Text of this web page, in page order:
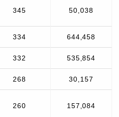
345 50,038
334 644,458
332 535,854
268 30,157
260 157,084